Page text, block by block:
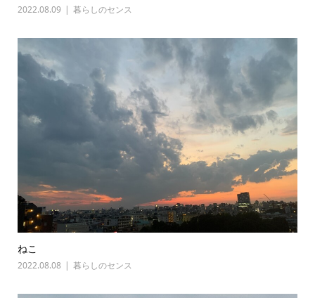
2022.08.09 暮らしのセンス
ねこ
2022.08.08 暮らしのセンス